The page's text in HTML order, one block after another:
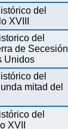
del
XVIII
del
de Secesión
Unidos
del
mitad del
del
XVII